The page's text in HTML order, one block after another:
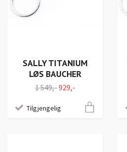
SALLY TITANIUM
LØS BAUCHER
1 549,-929,-
Tilgjengelig